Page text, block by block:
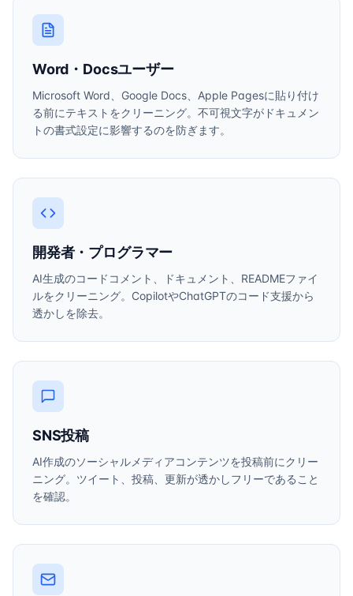
Word・Docsユーザー
Microsoft Word、Google Docs、Apple Pagesに貼り付け
る前にテキストをクリーニング。不可視文字がドキュメン
トの書式設定に影響するのを防ぎます。
開発者・プログラマー
AI生成のコードコメント、ドキュメント、READMEファイ
ルをクリーニング。CopilotやChatGPTのコード支援から
透かしを除去。
SNS投稿
AI作成のソーシャルメディアコンテンツを投稿前にクリー
ニング。ツイート、投稿、更新が透かしフリーであること
を確認。